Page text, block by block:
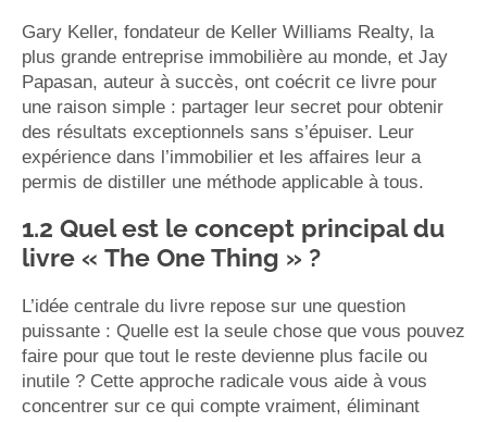
Gary Keller, fondateur de Keller Williams Realty, la
plus grande entreprise immobilière au monde, et Jay
Papasan, auteur à succès, ont coécrit ce livre pour
une raison simple : partager leur secret pour obtenir
des résultats exceptionnels sans s’épuiser. Leur
expérience dans l’immobilier et les affaires leur a
permis de distiller une méthode applicable à tous.
1.2 Quel est le concept principal du
livre « The One Thing » ?
L’idée centrale du livre repose sur une question
puissante : Quelle est la seule chose que vous pouvez
faire pour que tout le reste devienne plus facile ou
inutile ? Cette approche radicale vous aide à vous
concentrer sur ce qui compte vraiment, éliminant